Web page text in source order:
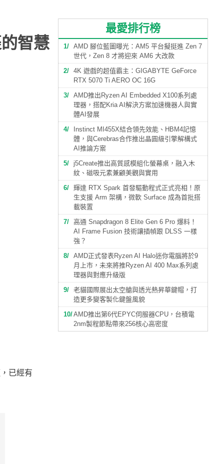
智慧
已經有
最愛排行榜
1
AMD 腳位藍圖曝光：AM5 平台擬挺進 Zen 7
世代，Zen 8 才將迎來 AM6 大改款
2
4K 遊戲的超值霸主：GIGABYTE GeForce
RTX 5070 Ti AERO OC 16G
3
AMD推出Ryzen AI Embedded X100系列處
理器，搭配Kria AI解決方案加速機器人與實
體AI發展
4
Instinct MI455X結合領先效能、HBM4記憶
體，與Cerebras合作推出晶圓級引擎解構式
AI推論方案
5
j5Create推出高質感模組化螢幕桌，融入木
紋、磁吸元素兼顧美觀與實用
6
輝達 RTX Spark 首發驅動程式正式亮相！原
生支援 Arm 架構，微軟 Surface 成為首批搭
載裝置
7
高通 Snapdragon 8 Elite Gen 6 Pro 爆料！
AI Frame Fusion 技術讓插幀跟 DLSS 一樣
強？
8
AMD正式發表Ryzen AI Halo迷你電腦將於9
月上市，未來將推Ryzen AI 400 Max系列處
理器與對應升級版
9
老貓國際展出太空艙與透光熱昇華鍵帽，打
造更多變客製化鍵盤風貌
10 AMD推出第6代EPYC伺服器CPU，台積電
2nm製程節點帶來256核心高密度